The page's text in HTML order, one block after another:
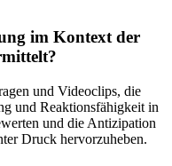
im Kontext der
und Videoclips, die
und Reaktionsfähigkeit in
und die Antizipation
Druck hervorzuheben.